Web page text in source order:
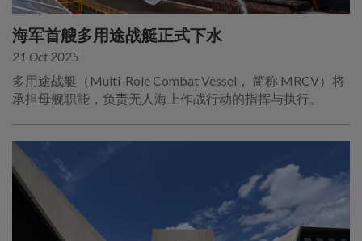
海军首艘多用途战艇正式下水
21 Oct 2025
多用途战艇（Multi-Role Combat Vessel， 简称 MRCV）将
承担母舰职能，负责无人海上作战行动的指挥与执行。